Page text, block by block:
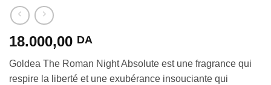
18.000,00 DA
Goldea The Roman Night Absolute est une fragrance qui
respire la liberté et une exubérance insouciante qui